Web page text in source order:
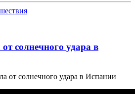
солнечного удара в
от солнечного удара в Испании